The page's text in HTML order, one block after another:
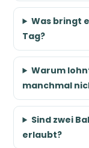
Was bringt
Tag?
Warum
manchmal
Sind zwei
erlaubt?